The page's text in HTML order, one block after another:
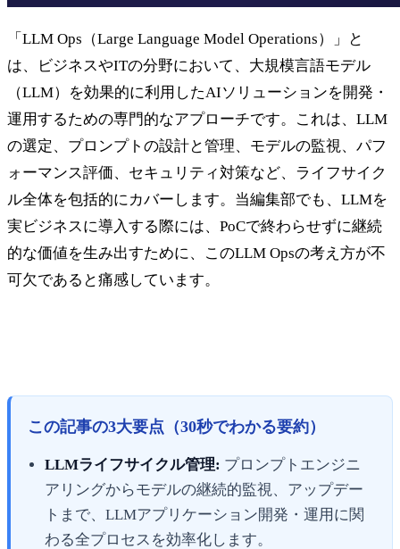
「LLM Ops（Large Language Model Operations）」と
は、ビジネスやITの分野において、大規模言語モデル
（LLM）を効果的に利用したAIソリューションを開発・
運用するための専門的なアプローチです。これは、LLM
の選定、プロンプトの設計と管理、モデルの監視、パフ
ォーマンス評価、セキュリティ対策など、ライフサイク
ル全体を包括的にカバーします。当編集部でも、LLMを
実ビジネスに導入する際には、PoCで終わらせずに継続
的な価値を生み出すために、このLLM Opsの考え方が不
可欠であると痛感しています。
この記事の3大要点（30秒でわかる要約）
LLMライフサイクル管理: プロンプトエンジニ
アリングからモデルの継続的監視、アップデー
トまで、LLMアプリケーション開発・運用に関
わる全プロセスを効率化します。